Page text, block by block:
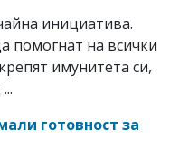
инициатива.
помогнат на всички
имунитета си,
готовност за